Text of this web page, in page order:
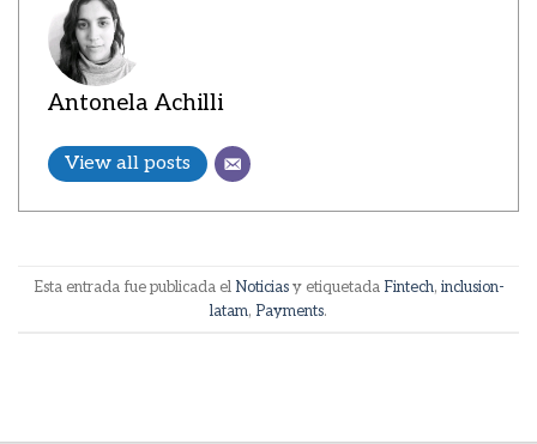
Antonela Achilli
View all posts
Esta entrada fue publicada el Noticiasy etiquetada Fintech, inclusion-
latam, Payments.